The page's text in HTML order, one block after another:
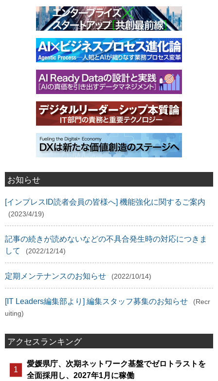
お知らせ
[インプレスID読者会員の皆様へ] 機能強化に関するご案内
(2023/4/19)
記事の続きが読めないなどの不具合発生時の対応につきま
して
(2022/12/14)
定期メンテナンスのお知らせ (2022/10/14)
[IT Leaders編集部より] 編集スタッフ募集のお知らせ
(Recr
uiting)
アクセスランキング
愛媛県庁、次期ネットワーク基盤でゼロトラストを
全面採用し、2027年1月に稼働